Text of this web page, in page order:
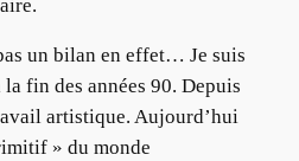
un bilan en effet… Je suis
fin des années 90. Depuis
artistique. Aujourd’hui
» du monde